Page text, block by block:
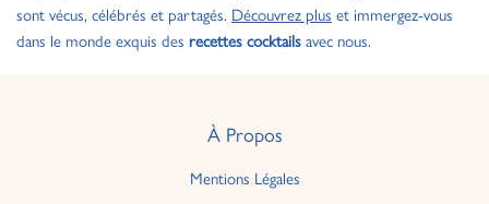
sont vécus, célébrés et partagés. Découvrez plus et immergez-vous
dans le monde exquis des recettes cocktailsavec nous.
À Propos
Mentions Légales